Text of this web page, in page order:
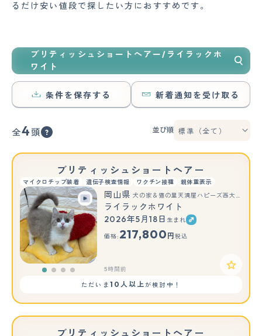
るだけ安い値段で探したい方におすすめです。
ブリティッシュショートヘアー/ライラックホ
ワイト
条件を保存する 新着通知を受け取る
全4 頭 並び順
ブリティッシュショートヘアー
マイクロチップ装着 遺伝子検査情報 ワクチン接種 親体重表示
岡山県 犬の家＆猫の里天満屋ハピーズ西大寺モール店
ライラックホワイト
2026年5月18日 生まれ
価格: 217,800 円 税込
5時間前
ただいま 10人以上が検討中！
ブリティッシュショートヘアー